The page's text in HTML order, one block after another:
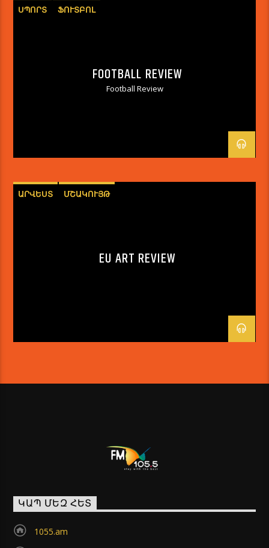
ՍՊՈՐՏ ՖՈՒՏԲՈԼ
FOOTBALL REVIEW
Football Review
ԱՐՎԵՍՏ ՄՇԱԿՈՒՅԹ
EU ART REVIEW
ԿԱՊ ՄԵԶ ՀԵՏ
1055.am